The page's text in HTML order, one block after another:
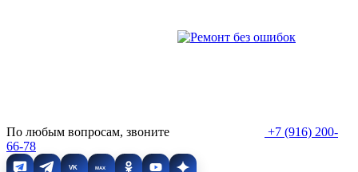
По любым вопросам, звоните
+7 (916) 200-
66-78
VK MAX